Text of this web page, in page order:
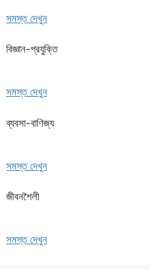
সমস্ত দেখুন
বিজ্ঞান-প্রযুক্তি
সমস্ত দেখুন
ব্যবসা-বাণিজ্য
সমস্ত দেখুন
জীবনশৈলী
সমস্ত দেখুন